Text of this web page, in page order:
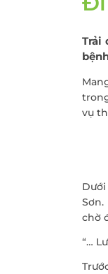
Trải
vụ
chờ
“…